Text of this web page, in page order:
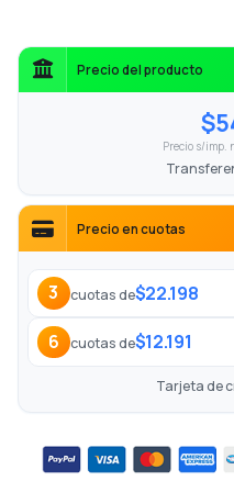
Precio del producto
Precio s/imp.
Precio en cuotas
3 cuotas de$22.198
6 cuotas de$12.191
Tarjeta de